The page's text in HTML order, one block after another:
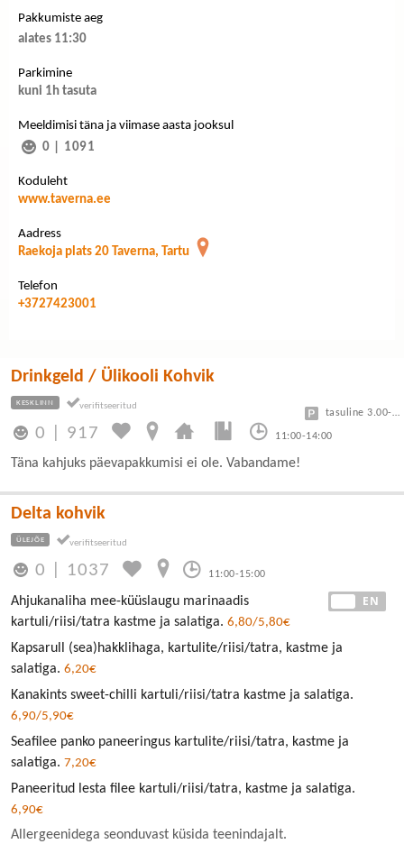
Pakkumiste aeg
alates 11:30
Parkimine
kuni 1h tasuta
Meeldimisi täna ja viimase aasta jooksul
0
1091
Koduleht
www.taverna.ee
Aadress
Raekoja plats 20 Taverna, Tartu
Telefon
+3727423001
Drinkgeld / Ülikooli Kohvik
KESKLINN
0 917 11:00-14:00
tasuline 3.00-7.50
Täna kahjuks päevapakkumisi ei ole. Vabandame!
Delta kohvik
ÜLEJÕE
0 1037 11:00-15:00
EN
Ahjukanaliha mee-küüslaugu marinaadis
kartuli/riisi/tatra kastme ja salatiga. 6,80/5,80€
Kapsarull (sea)hakklihaga, kartulite/riisi/tatra, kastme ja
salatiga. 6,20€
Kanakints sweet-chilli kartuli/riisi/tatra kastme ja salatiga.
6,90/5,90€
Seafilee panko paneeringus kartulite/riisi/tatra, kastme ja
salatiga. 7,20€
Paneeritud lesta filee kartuli/riisi/tatra, kastme ja salatiga.
6,90€
Allergeenidega seonduvast küsida teenindajalt.